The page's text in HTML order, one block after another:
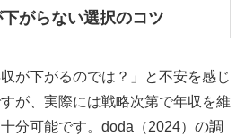
がらない選択のコツ
が下がるのでは？」と不安を感じ
が、実際には戦略次第で年収を維
分可能です。doda（2024）の調